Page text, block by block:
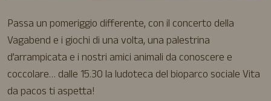
Passa un pomeriggio differente, con il concerto della
Vagabend e i giochi di una volta, una palestrina
d’arrampicata e i nostri amici animali da conoscere e
coccolare… dalle 15.30 la ludoteca del bioparco sociale Vita
da pacos ti aspetta!